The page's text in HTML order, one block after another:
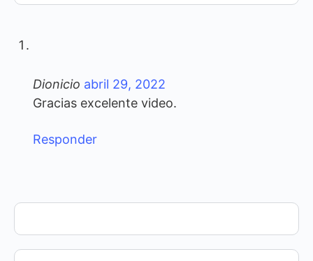
Dionicio abril 29, 2022
Gracias excelente video.
Responder